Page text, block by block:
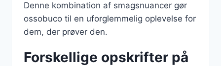
Denne kombination af smagsnuancer gør
ossobuco til en uforglemmelig oplevelse for
dem, der prøver den.
Forskellige opskrifter på